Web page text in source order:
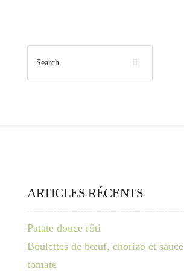
ARTICLES RÉCENTS
Patate douce rôti
Boulettes de bœuf, chorizo et sauce
tomate